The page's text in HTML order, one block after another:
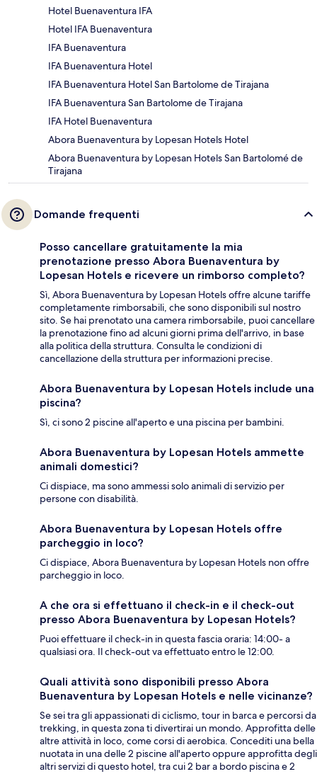
Hotel Buenaventura IFA
Hotel IFA Buenaventura
IFA Buenaventura
IFA Buenaventura Hotel
IFA Buenaventura Hotel San Bartolome de Tirajana
IFA Buenaventura San Bartolome de Tirajana
IFA Hotel Buenaventura
Abora Buenaventura by Lopesan Hotels Hotel
Abora Buenaventura by Lopesan Hotels San Bartolomé de
Tirajana
Domande frequenti
Posso cancellare gratuitamente la mia
prenotazione presso Abora Buenaventura by
Lopesan Hotels e ricevere un rimborso completo?
Sì, Abora Buenaventura by Lopesan Hotels offre alcune tariffe
completamente rimborsabili, che sono disponibili sul nostro
sito. Se hai prenotato una camera rimborsabile, puoi cancellare
la prenotazione fino ad alcuni giorni prima dell'arrivo, in base
alla politica della struttura. Consulta le condizioni di
cancellazione della struttura per informazioni precise.
Abora Buenaventura by Lopesan Hotels include una
piscina?
Sì, ci sono 2 piscine all'aperto e una piscina per bambini.
Abora Buenaventura by Lopesan Hotels ammette
animali domestici?
Ci dispiace, ma sono ammessi solo animali di servizio per
persone con disabilità.
Abora Buenaventura by Lopesan Hotels offre
parcheggio in loco?
Ci dispiace, Abora Buenaventura by Lopesan Hotels non offre
parcheggio in loco.
A che ora si effettuano il check-in e il check-out
presso Abora Buenaventura by Lopesan Hotels?
Puoi effettuare il check-in in questa fascia oraria: 14:00- a
qualsiasi ora. Il check-out va effettuato entro le 12:00.
Quali attività sono disponibili presso Abora
Buenaventura by Lopesan Hotels e nelle vicinanze?
Se sei tra gli appassionati di ciclismo, tour in barca e percorsi da
trekking, in questa zona ti divertirai un mondo. Approfitta delle
altre attività in loco, come corsi di aerobica. Concediti una bella
nuotata in una delle 2 piscine all'aperto oppure approfitta degli
altri servizi di questo hotel, tra cui 2 bar a bordo piscina e 2